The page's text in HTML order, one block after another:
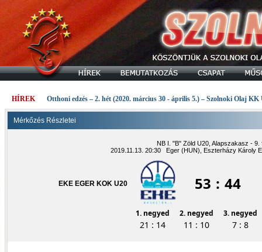
HÍREK Otthoni edzés – 2. hét (2020. március 30 - április 5.) – Szolnoki Olaj KK
Mérkőzés Részletei
NB I. "B" Zöld U20, Alapszakasz - 9.
2019.11.13. 20:30 Eger (HUN), Eszterházy Károly
EKE EGER KOK U20 53 : 44
1. negyed 2. negyed 3. negyed
21 : 14 11 : 10 7 : 8